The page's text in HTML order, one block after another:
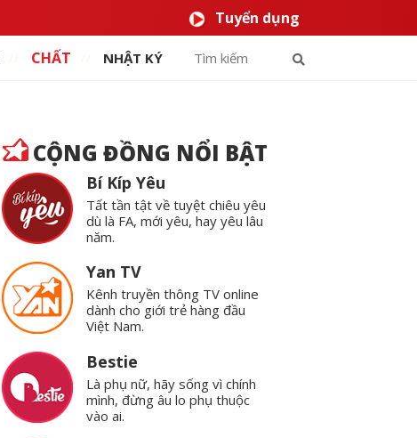
Tuyển dụng
CHẤT NHẬT KÝ
CỘNG ĐỒNG NỔI BẬT
Bí Kíp Yêu
Tất tần tật về tuyệt chiêu yêu
dù là FA, mới yêu, hay yêu lâu
năm.
Yan TV
Kênh truyền thông TV online
dành cho giới trẻ hàng đầu
Việt Nam.
Bestie
Là phụ nữ, hãy sống vì chính
mình, đừng âu lo phụ thuộc
vào ai.